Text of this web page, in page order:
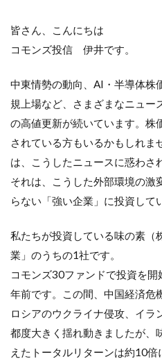
皆さん、こんにちは
コモンズ投信 伊井です。
中東情勢の動向、AI・半導体株
規上場など、さまざまなニュー
の高値更新が続いています。株
されている方もいるかもしれま
は、こうしたニュースに惑わさ
それは、こうした外部環境の激
らない「強い企業」に投資して
私たちが投資している味の素（
業」のうちの1社です。
コモンズ30ファンドで投資を
年前です。この間、中国経済危
ロシアのウクライナ侵攻、イラ
都度大きく揺れ動きましたが、
えたトータルリターンは約10